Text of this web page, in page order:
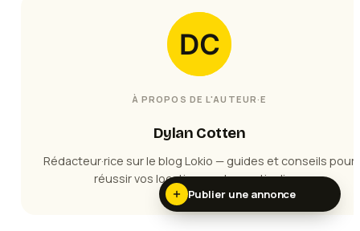
À PROPOS DE L'AUTEUR·E
Dylan Cotten
Rédacteur·rice sur le blog Lokio — guides et conseils pour
réussir vos locations entre particuliers.
Publier une annonce